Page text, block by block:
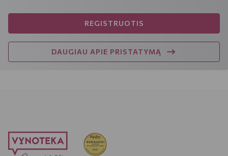
REGISTRUOTIS
DAUGIAU APIE PRISTATYMĄ